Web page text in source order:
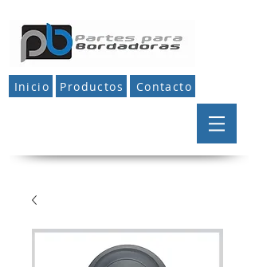
Inicio Productos Contacto